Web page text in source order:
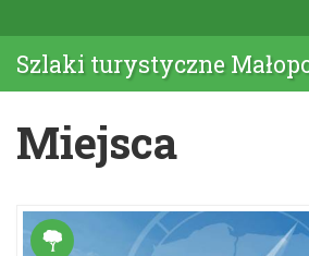
Szlaki turystyczne
Miejsca